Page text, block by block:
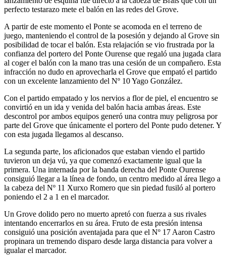
perfecto testarazo mete el balón en las redes del Grove.
A partir de este momento el Ponte se acomoda en el terreno de
juego, manteniendo el control de la posesión y dejando al Grove sin
posibilidad de tocar el balón. Esta relajación se vio frustrada por la
confianza del portero del Ponte Ourense que regaló una jugada clara
al coger el balón con la mano tras una cesión de un compañero. Esta
infracción no dudo en aprovecharla el Grove que empató el partido
con un excelente lanzamiento del Nº 10 Yago González.
Con el partido empatado y los nervios a flor de piel, el encuentro se
convirtió en un ida y venida del balón hacia ambas áreas. Este
descontrol por ambos equipos generó una contra muy peligrosa por
parte del Grove que únicamente el portero del Ponte pudo detener. Y
con esta jugada llegamos al descanso.
La segunda parte, los aficionados que estaban viendo el partido
tuvieron un deja vú, ya que comenzó exactamente igual que la
primera. Una internada por la banda derecha del Ponte Ourense
consiguió llegar a la línea de fondo, un centro medido al área llego a
la cabeza del Nº 11 Xurxo Romero que sin piedad fusiló al portero
poniendo el 2 a 1 en el marcador.
Un Grove dolido pero no muerto apretó con fuerza a sus rivales
intentando encerrarlos en su área. Fruto de esta presión intensa
consiguió una posición aventajada para que el Nº 17 Aaron Castro
propinara un tremendo disparo desde larga distancia para volver a
igualar el marcador.